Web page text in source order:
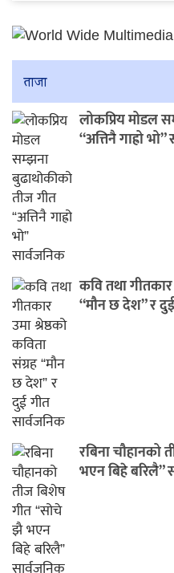
ताजा
लोकप्रिय मोडल
“अत्तिनै गाह्रो
कवि तथा गीतकार
“मौन छ देश” र
रबिना चौहानको
भएन बिहे बरिलै”